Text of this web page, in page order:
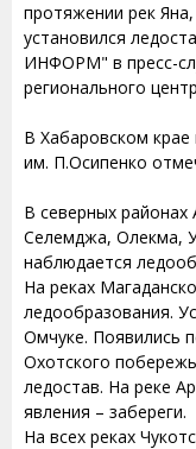
протяжении рек
установился
ИНФОРМ" в пресс-
регионального
В Хабаровском крае
им. П.Осипенко
В северных районах
Селемджа, Олекма,
наблюдается
На реках
ледообразования.
Омчуке. Появились
Охотского
ледостав. На реке
явления – забереги.
На всех реках